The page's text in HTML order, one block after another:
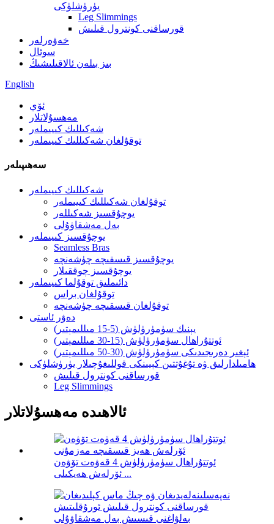
يۈرۈشلۈكى
Leg Slimmings
قورساقنى كونترول قىلىش
خەۋەرلەر
سوئال
بىز بىلەن ئالاقىلىشىڭ
English
ئۆي
مەھسۇلاتلار
شەكىللىك كىيىملەر
توقۇلغان شەكىللىك كىيىملەر
سەھىپىلەر
شەكىللىك كىيىملەر
توقۇلغان شەكىللىك كىيىملەر
يوچۇقسىز شەكىللەر
بەل مەشقاۋۇلى
يوچۇقسىز كىيىملەر
Seamless Bras
يوچۇقسىز قىسقىچە چۈشەنچە
يوچۇقسىز چوققىلار
دائىملىق توقۇلما كىيىملەر
توقۇلغان براس
توقۇلغان قىسقىچە چۈشەنچە
دەۋر ئاستى
يېنىك سۈمۈرۈلۈش (5-15 مىللىمېتىر)
ئوتتۇراھال سۈمۈرۈلۈش (15-30 مىللىمېتىر)
ئېغىر دەرىجىدىكى سۈمۈرۈلۈش (30-50 مىللىمېتىر)
ھامىلدارلىق ۋە تۇغۇتتىن كېيىنكى قوللىغۇچىلار يۈرۈشلۈكى
قورساقنى كونترول قىلىش
Leg Slimmings
ئالاھىدە مەھسۇلاتلار
ئوتتۇراھال سۈمۈرۈلۈش 4 قەۋەت تۆۋەن
ئۆرلەش ھەيكىلى ...